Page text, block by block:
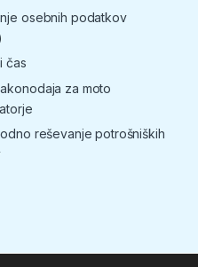
osebnih podatkov
čas
za moto
reševanje potrošniških